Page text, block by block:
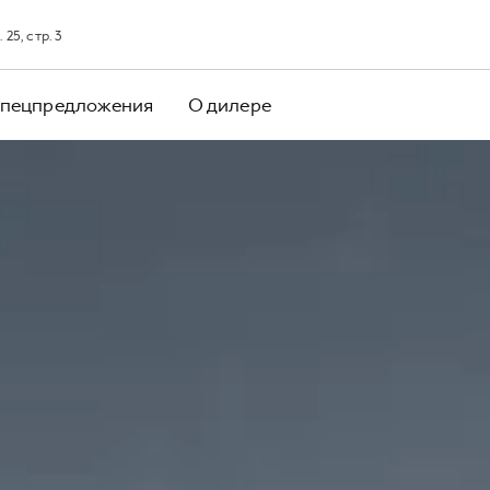
стр. 3
О дилере